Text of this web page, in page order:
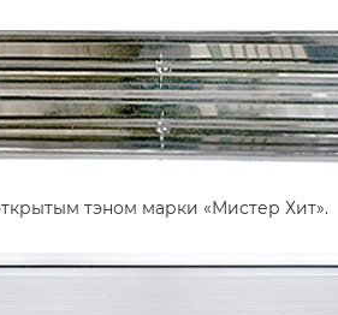
тэном марки «Мистер Хит».